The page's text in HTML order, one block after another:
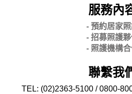
服務內
- 預約居家
- 招募照護
- 照護機構
聯繫我
TEL: (02)2363-5100 / 0800-